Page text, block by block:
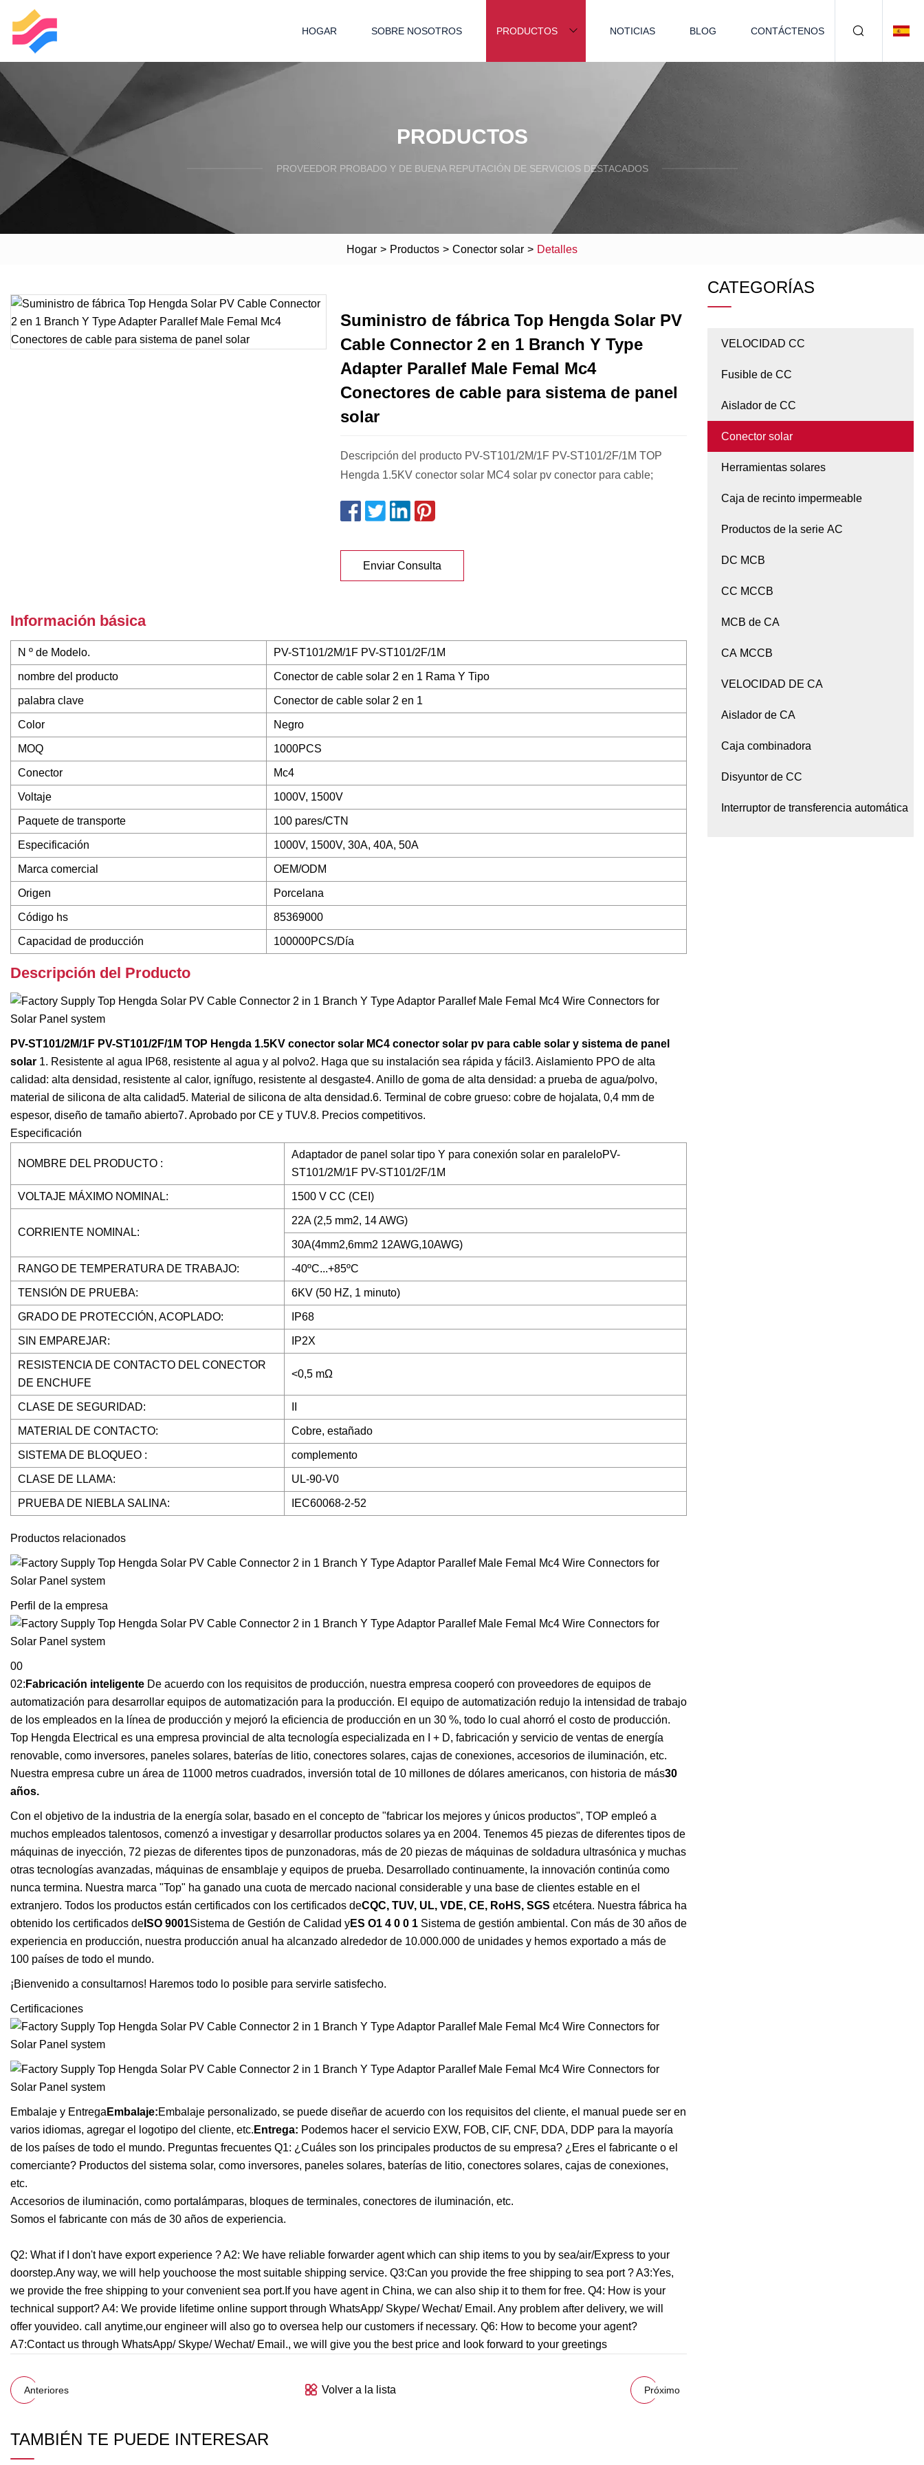
HOGAR SOBRE NOSOTROS PRODUCTOS NOTICIAS BLOG CONTÁCTENOS
PRODUCTOS
PROVEEDOR PROBADO Y DE BUENA REPUTACIÓN DE SERVICIOS DESTACADOS
Hogar > Productos > Conector solar > Detalles
Suministro de fábrica Top Hengda Solar PV
Cable Connector 2 en 1 Branch Y Type
Adapter Parallef Male Femal Mc4
Conectores de cable para sistema de panel
solar
Descripción del producto PV-ST101/2M/1F PV-ST101/2F/1M TOP
Hengda 1.5KV conector solar MC4 solar pv conector para cable;
Enviar Consulta
Información básica
N º de Modelo. PV-ST101/2M/1F PV-ST101/2F/1M
nombre del producto Conector de cable solar 2 en 1 Rama Y Tipo
palabra clave Conector de cable solar 2 en 1
Color Negro
MOQ 1000PCS
Conector Mc4
Voltaje 1000V, 1500V
Paquete de transporte 100 pares/CTN
Especificación 1000V, 1500V, 30A, 40A, 50A
Marca comercial OEM/ODM
Origen Porcelana
Código hs 85369000
Capacidad de producción 100000PCS/Día
Descripción del Producto
PV-ST101/2M/1F PV-ST101/2F/1M TOP Hengda 1.5KV conector solar MC4 conector solar pv para cable solar y sistema de panel
solar 1. Resistente al agua IP68, resistente al agua y al polvo2. Haga que su instalación sea rápida y fácil3. Aislamiento PPO de alta
calidad: alta densidad, resistente al calor, ignífugo, resistente al desgaste4. Anillo de goma de alta densidad: a prueba de agua/polvo,
material de silicona de alta calidad5. Material de silicona de alta densidad.6. Terminal de cobre grueso: cobre de hojalata, 0,4 mm de
espesor, diseño de tamaño abierto7. Aprobado por CE y TUV.8. Precios competitivos.
Especificación
NOMBRE DEL PRODUCTO :
Adaptador de panel solar tipo Y para conexión solar en paraleloPV-
ST101/2M/1F PV-ST101/2F/1M
VOLTAJE MÁXIMO NOMINAL: 1500 V CC (CEI)
CORRIENTE NOMINAL:
22A (2,5 mm2, 14 AWG)
30A(4mm2,6mm2 12AWG,10AWG)
RANGO DE TEMPERATURA DE TRABAJO: -40ºC...+85ºC
TENSIÓN DE PRUEBA: 6KV (50 HZ, 1 minuto)
GRADO DE PROTECCIÓN, ACOPLADO: IP68
SIN EMPAREJAR: IP2X
RESISTENCIA DE CONTACTO DEL CONECTOR
DE ENCHUFE
<0,5 mΩ
CLASE DE SEGURIDAD:
MATERIAL DE CONTACTO: Cobre, estañado
SISTEMA DE BLOQUEO : complemento
CLASE DE LLAMA: UL-90-V0
PRUEBA DE NIEBLA SALINA: IEC60068-2-52
Productos relacionados
Perfil de la empresa
00
02: Fabricación inteligente De acuerdo con los requisitos de producción, nuestra empresa cooperó con proveedores de equipos de
automatización para desarrollar equipos de automatización para la producción. El equipo de automatización redujo la intensidad de trabajo
de los empleados en la línea de producción y mejoró la eficiencia de producción en un 30 %, todo lo cual ahorró el costo de producción.
Top Hengda Electrical es una empresa provincial de alta tecnología especializada en I + D, fabricación y servicio de ventas de energía
renovable, como inversores, paneles solares, baterías de litio, conectores solares, cajas de conexiones, accesorios de iluminación, etc.
Nuestra empresa cubre un área de 11000 metros cuadrados, inversión total de 10 millones de dólares americanos, con historia de más30
años.
Con el objetivo de la industria de la energía solar, basado en el concepto de "fabricar los mejores y únicos productos", TOP empleó a
muchos empleados talentosos, comenzó a investigar y desarrollar productos solares ya en 2004. Tenemos 45 piezas de diferentes tipos de
máquinas de inyección, 72 piezas de diferentes tipos de punzonadoras, más de 20 piezas de máquinas de soldadura ultrasónica y muchas
otras tecnologías avanzadas, máquinas de ensamblaje y equipos de prueba. Desarrollado continuamente, la innovación continúa como
nunca termina. Nuestra marca "Top" ha ganado una cuota de mercado nacional considerable y una base de clientes estable en el
extranjero. Todos los productos están certificados con los certificados deCQC, TUV, UL, VDE, CE, RoHS, SGS etcétera. Nuestra fábrica ha
obtenido los certificados de ISO 9001Sistema de Gestión de Calidad yES O1 4 0 0 1 Sistema de gestión ambiental. Con más de 30 años de
experiencia en producción, nuestra producción anual ha alcanzado alrededor de 10.000.000 de unidades y hemos exportado a más de
100 países de todo el mundo.
¡Bienvenido a consultarnos! Haremos todo lo posible para servirle satisfecho.
Certificaciones
Embalaje y EntregaEmbalaje:Embalaje personalizado, se puede diseñar de acuerdo con los requisitos del cliente, el manual puede ser en
varios idiomas, agregar el logotipo del cliente, etc. Entrega: Podemos hacer el servicio EXW, FOB, CIF, CNF, DDA, DDP para la mayoría
de los países de todo el mundo. Preguntas frecuentes Q1: ¿Cuáles son los principales productos de su empresa? ¿Eres el fabricante o el
comerciante? Productos del sistema solar, como inversores, paneles solares, baterías de litio, conectores solares, cajas de conexiones,
etc.
Accesorios de iluminación, como portalámparas, bloques de terminales, conectores de iluminación, etc.
Somos el fabricante con más de 30 años de experiencia.
Q2: What if I don't have export experience ? A2: We have reliable forwarder agent which can ship items to you by sea/air/Express to your
doorstep.Any way, we will help youchoose the most suitable shipping service. Q3:Can you provide the free shipping to sea port ? A3:Yes,
we provide the free shipping to your convenient sea port.If you have agent in China, we can also ship it to them for free. Q4: How is your
technical support? A4: We provide lifetime online support through WhatsApp/ Skype/ Wechat/ Email. Any problem after delivery, we will
offer youvideo. call anytime,our engineer will also go to oversea help our customers if necessary. Q6: How to become your agent?
A7:Contact us through WhatsApp/ Skype/ Wechat/ Email., we will give you the best price and look forward to your greetings
Anteriores Volver a la lista Próximo
TAMBIÉN TE PUEDE INTERESAR
CATEGORÍAS
VELOCIDAD CC
Fusible de CC
Aislador de CC
Conector solar
Herramientas solares
Caja de recinto impermeable
Productos de la serie AC
DC MCB
CC MCCB
MCB de CA
CA MCCB
VELOCIDAD DE CA
Aislador de CA
Caja combinadora
Disyuntor de CC
Interruptor de transferencia automática